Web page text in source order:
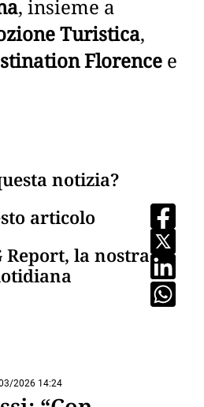
, insieme a
Turistica,
Florence e
notizia?
articolo
la nostra
2026 14:24